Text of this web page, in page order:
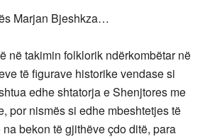
Marjan Bjeshkza…
në takimin folklorik ndërkombëtar në
të figurave historike vendase si
edhe shtatorja e Shenjtores me
por nismës si edhe mbeshtetjes të
bekon të gjithëve çdo ditë, para